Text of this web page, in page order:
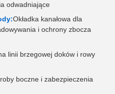
odwadniające
Okładka kanałowa dla
i ochrony zbocza
linii brzegowej doków i rowy
boczne i zabezpieczenia